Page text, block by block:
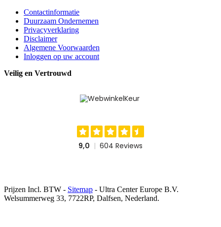
Contactinformatie
Duurzaam Ondernemen
Privacyverklaring
Disclaimer
Algemene Voorwaarden
Inloggen op uw account
Veilig en Vertrouwd
Prijzen Incl. BTW - Sitemap - Ultra Center Europe B.V.
Welsummerweg 33, 7722RP, Dalfsen, Nederland.